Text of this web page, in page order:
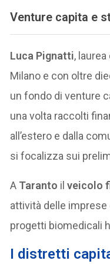
Venture capita e
Luca Pignatti,
Milano e con oltre
un fondo di venture
una volta raccolti
all’estero e dalla
si focalizza sui
A Taranto ilveicolo
attività delle
progetti biomedicali
I distretti